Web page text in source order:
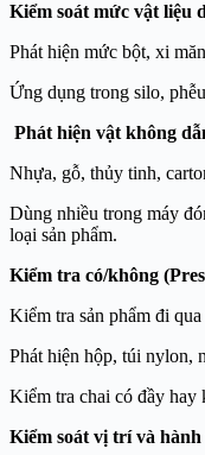
Kiểm soát mức vật liệu
Phát hiện mức bột, xi
Ứng dụng trong silo,
Phát hiện vật không
Nhựa, gỗ, thủy tinh,
Dùng nhiều trong máy
loại sản phẩm.
Kiểm tra có/không
Kiểm tra sản phẩm đi
Phát hiện hộp, túi nylon,
Kiểm tra chai có đầy hay
Kiểm soát vị trí và